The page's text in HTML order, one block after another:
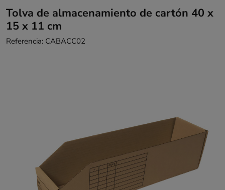
Tolva de almacenamiento de cartón 40 x
15 x 11 cm
Referencia: CABACC02